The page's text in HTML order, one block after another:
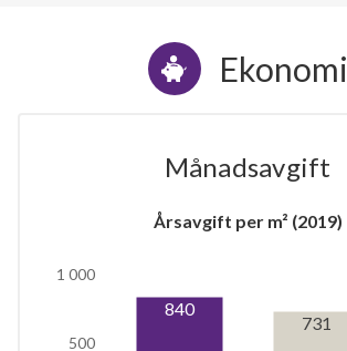
Ekonomi
Månadsavgift
Årsavgift per m² (2019)
500
1 000
840
731